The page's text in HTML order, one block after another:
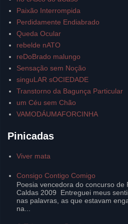
Paixão Interrompida
Perdidamente Endiabrado
Queda Ocular
rebelde nATO
reDoBrado malungo
Sensação sem Noção
singuLAR sOCIEDADE
Transtorno da Bagunça Particular
um Céu sem Chão
VAMODÁUMAFORCINHA
Pinicadas
Viver mata
Consigo Contigo Comigo
Poesia vencedora do concurso de
Caldas 2009 Entreguei meus
nas palavras, as que estavam
na...